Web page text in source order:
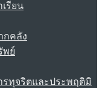
รียน
กคลัง
พย์
รทุจริตและประพฤติมิ